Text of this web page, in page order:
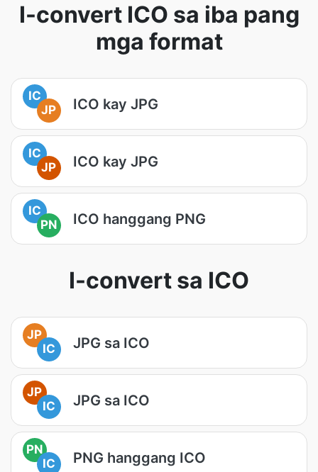
I-convert ICO sa iba pang
mga format
IC
JP
ICO kay JPG
IC
JP
ICO kay JPG
IC
PN
ICO hanggang PNG
I-convert sa ICO
JP
IC
JPG sa ICO
JP
IC
JPG sa ICO
PN
IC
PNG hanggang ICO